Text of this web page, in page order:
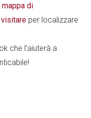
mappa di
per localizzare
che l’aiuterà a